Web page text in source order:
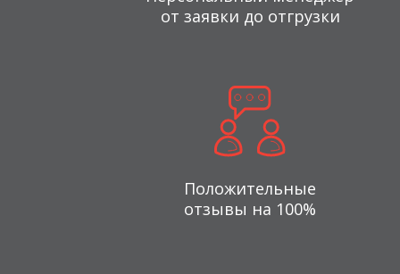
от заявки до отгрузки
Положительные
отзывы на 100%